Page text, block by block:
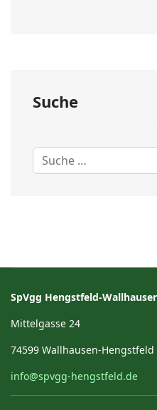
Suche
Suchen
SpVgg Hengstfeld-
Mittelgasse 24
74599 Wallhausen-Hengstfeld
info@spvgg-hengstfeld.de